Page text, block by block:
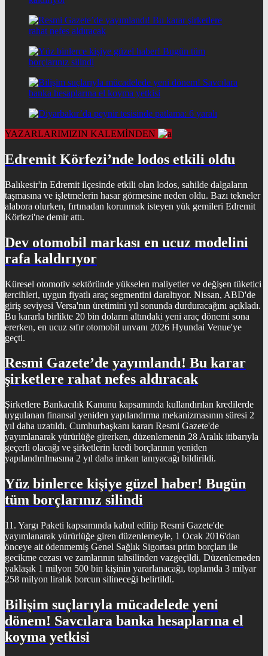
YAZARLARIMIZIN KALEMİNDEN
Edremit Körfezi’nde lodos etkili oldu
Balıkesir'in Edremit ilçesinde etkili olan lodos, sahilde dalgaların
taşmasına ve işletmelerin hasar görmesine neden oldu. Bazı tekneler
alabora olurken, fırtınadan korunmak isteyen yük gemileri Edremit
Körfezi'ne demir attı.
Dev otomobil markası en ucuz modelini
rafa kaldırıyor
Küresel otomotiv sektöründe yükselen maliyetler ve değişen tüketici
tercihleri, uygun fiyatlı araç segmentini daraltıyor. Nissan, ABD'de
giriş seviyesi Versa'nın üretimini yıl sonunda durduracağını açıkladı.
Bu kararla birlikte 20 bin doların altındaki yeni araç dönemi sona
ererken, en ucuz sıfır otomobil unvanı 2026 Hyundai Venue'ye
geçti.
Resmi Gazete’de yayımlandı! Bu karar
şirketlere rahat nefes aldıracak
Şirketlere Bankacılık Kanunu kapsamında kullandırılan kredilerde
uygulanan finansal yeniden yapılandırma mekanizmasının süresi 2
yıl daha uzatıldı. Cumhurbaşkanı kararı Resmi Gazete'de
yayımlanarak yürürlüğe girerken, düzenlemenin 28 Aralık itibarıyla
geçerli olacağı ve şirketlerin kredi borçlarının yeniden
yapılandırılmasına 2 yıl daha imkan tanıyacağı bildirildi.
Yüz binlerce kişiye güzel haber! Bugün
tüm borçlarınız silindi
11. Yargı Paketi kapsamında kabul edilip Resmi Gazete'de
yayımlanarak yürürlüğe giren düzenlemeyle, 1 Ocak 2016'dan
önceye ait ödenmemiş Genel Sağlık Sigortası prim borçları ile
gecikme cezası ve zamlarının tahsilinden vazgeçildi. Düzenlemeden
yaklaşık 1 milyon 500 bin kişinin yararlanacağı, toplamda 3 milyar
258 milyon liralık borcun silineceği belirtildi.
Bilişim suçlarıyla mücadelede yeni
dönem! Savcılara banka hesaplarına el
koyma yetkisi